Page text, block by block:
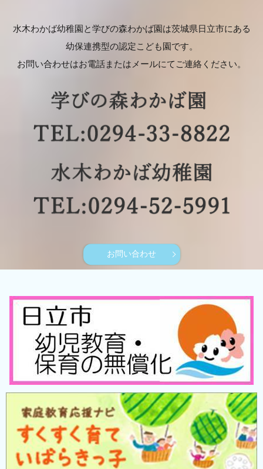
水木わかば幼稚園と学びの森わかば園は茨城県日立市にある
幼保連携型の認定こども園です。
お問い合わせはお電話またはメールにてご連絡ください。
お問い合わせ